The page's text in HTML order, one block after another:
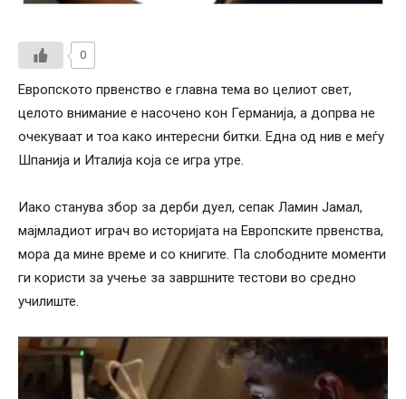
0
Европското првенство е главна тема во целиот свет,
целото внимание е насочено кон Германија, а допрва не
очекуваат и тоа како интересни битки. Една од нив е меѓу
Шпанија и Италија која се игра утре.
Иако станува збор за дерби дуел, сепак Ламин Јамал,
мајмладиот играч во историјата на Европските првенства,
мора да мине време и со книгите. Па слободните моменти
ги користи за учење за завршните тестови во средно
училиште.